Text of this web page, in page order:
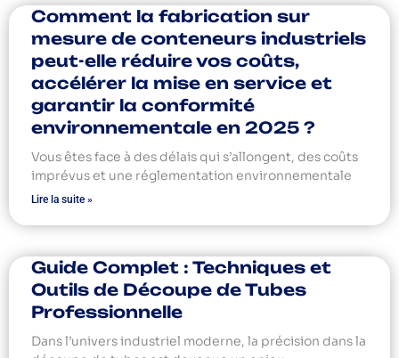
Comment la fabrication sur
mesure de conteneurs industriels
peut-elle réduire vos coûts,
accélérer la mise en service et
garantir la conformité
environnementale en 2025 ?
Vous êtes face à des délais qui s’allongent, des coûts
imprévus et une réglementation environnementale
Lire la suite »
Guide Complet : Techniques et
Outils de Découpe de Tubes
Professionnelle
Dans l’univers industriel moderne, la précision dans la